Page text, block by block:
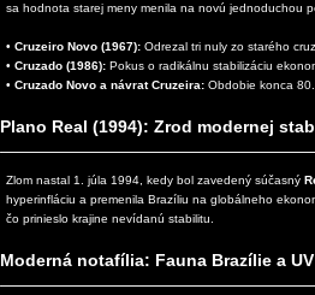
sa hodnota starej meny menila na novú jednoduchou
• Cruzeiro Novo (1967): Odrezal tri nuly zo starého
• Cruzado (1986): Pokus o radikálnu stabilizáciu
• Cruzado Novo a návrat Cruzeira: Obdobie konca
Plano Real (1994): Zrod modernej
Zlom nastal 1. júla 1994, kedy bol zavedený súčasný
hyperinfláciu a premenila Brazíliu na globálneho
čo prinieslo krajine nevídanú stabilitu.
Moderná notafília: Fauna Brazílie a